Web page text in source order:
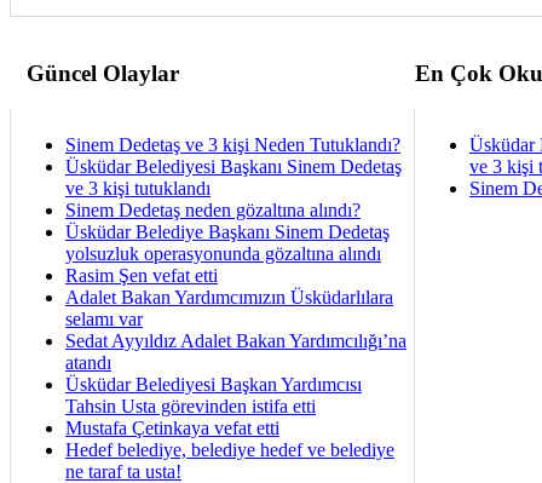
Güncel Olaylar En Çok
Sinem Dedetaş ve 3 kişi Neden Tutuklandı?
Üsküdar Belediyesi Başkanı Sinem Dedetaş
ve 3 kişi tutuklandı
Sinem Dedetaş neden gözaltına alındı?
Üsküdar Belediye Başkanı Sinem Dedetaş
yolsuzluk operasyonunda gözaltına alındı
Rasim Şen vefat etti
Adalet Bakan Yardımcımızın Üsküdarlılara
selamı var
Sedat Ayyıldız Adalet Bakan Yardımcılığı’na
atandı
Üsküdar Belediyesi Başkan Yardımcısı
Tahsin Usta görevinden istifa etti
Mustafa Çetinkaya vefat etti
Hedef belediye, belediye hedef ve belediye
ne taraf ta usta!
Üsküdar
ve 3 kişi
Sinem